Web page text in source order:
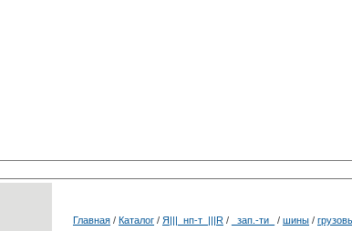
Главная / Каталог / Я|||_нп-т_|||R / _зап.-ти_ / шины /